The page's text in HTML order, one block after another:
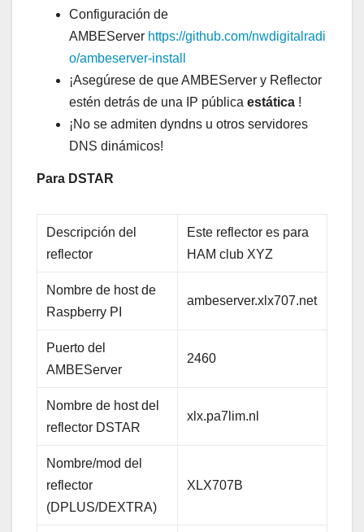
Configuración de
AMBEServer https://github.com/nwdigitalradi
o/ambeserver-install
¡Asegúrese de que AMBEServer y Reflector
estén detrás de una IP pública estática !
¡No se admiten dyndns u otros servidores
DNS dinámicos!
Para DSTAR
Descripción del
reflector
Este reflector es para
HAM club XYZ
Nombre de host de
Raspberry PI
ambeserver.xlx707.net
Puerto del
AMBEServer
2460
Nombre de host del
reflector DSTAR
xlx.pa7lim.nl
Nombre/mod del
reflector
(DPLUS/DEXTRA)
XLX707B